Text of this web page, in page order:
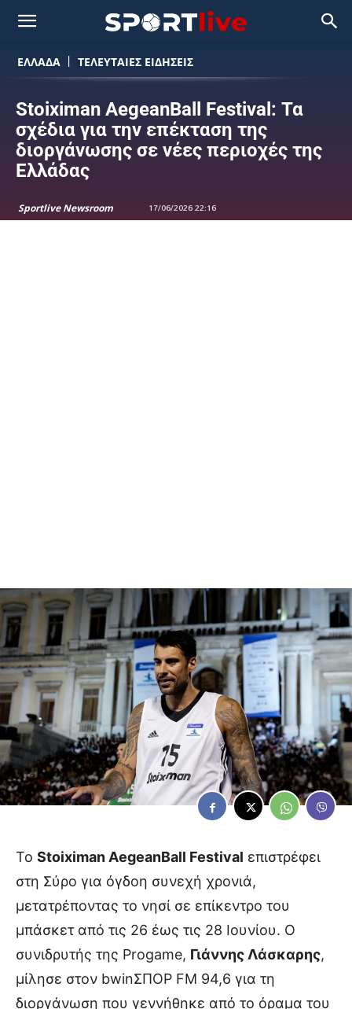
ΕΛΛΑΔΑ ΤΕΛΕΥΤΑΙΕΣ ΕΙΔΗΣΕΙΣ
Stoiximan AegeanBall Festival: Τα
σχέδια για την επέκταση της
διοργάνωσης σε νέες περιοχές της
Ελλάδας
Sportlive Newsroom 17/06/2026 22:16
Το Stoiximan AegeanBall Festival επιστρέφει
στη Σύρο για όγδοη συνεχή χρονιά,
μετατρέποντας το νησί σε επίκεντρο του
μπάσκετ από τις 26 έως τις 28 Ιουνίου. Ο
συνιδρυτής της Progame, Γιάννης Λάσκαρης,
μίλησε στον bwinΣΠΟΡ FM 94,6 για τη
διοργάνωση που γεννήθηκε από το όραμα του